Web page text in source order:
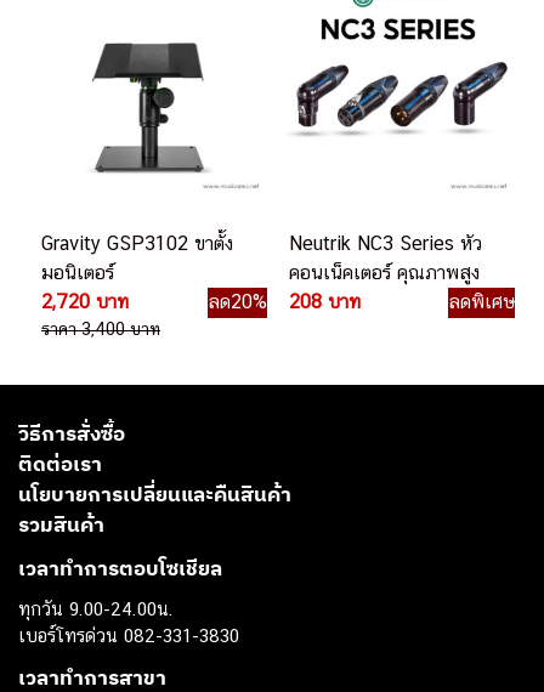
Gravity GSP3102 ขาตั้ง
มอนิเตอร์
2,720 บาท
ลด20%
ราคา 3,400 บาท
Neutrik NC3 Series หัว
คอนเน็คเตอร์ คุณภาพสูง
208 บาท
ลดพิเศษ
วิธีการสั่งซื้อ
ติดต่อเรา
นโยบายการเปลี่ยนและคืนสินค้า
รวมสินค้า
เวลาทำการตอบโซเชียล
ทุกวัน 9.00-24.00น.
เบอร์โทรด่วน 082-331-3830
เวลาทำการสาขา